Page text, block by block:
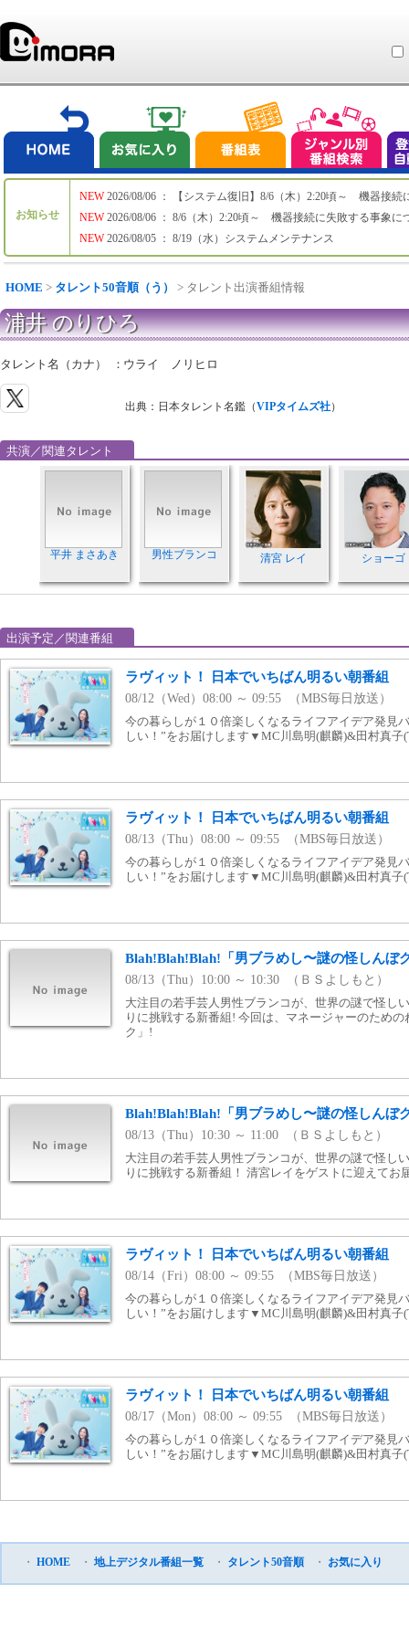
お知らせ
NEW
NEW
NEW
2026/08/06 ： 【システム復旧】8/6（木）2:20頃～ 機器接続
2026/08/06 ： 8/6（木）2:20頃～ 機器接続に失敗する事象に
2026/08/05 ： 8/19（水）システムメンテナンス
HOME > タレント50音順（う） > タレント出演番組情報
浦井 のりひろ
タレント名（カナ） ： ウライ ノリヒロ
出典：日本タレント名鑑（VIPタイムズ社）
共演／関連タレント
平井 まさあき 男性ブランコ 清宮 レイ ショーゴ
出演予定／関連番組
ラヴィット！ 日本でいちばん明るい朝番組
08/12（Wed）08:00 ～ 09:55 （MBS毎日放送）
今の暮らしが１０倍楽しくなるライフアイデア発見
しい！”をお届けします▼MC川島明(麒麟)&田村真子
ラヴィット！ 日本でいちばん明るい朝番組
08/13（Thu）08:00 ～ 09:55 （MBS毎日放送）
今の暮らしが１０倍楽しくなるライフアイデア発見
しい！”をお届けします▼MC川島明(麒麟)&田村真子
Blah!Blah!Blah!「男ブラめし〜謎の怪しんぼ
08/13（Thu）10:00 ～ 10:30 （ＢＳよしもと）
大注目の若手芸人男性ブランコが、世界の謎で怪し
りに挑戦する新番組! 今回は、マネージャーのため
ク」!
Blah!Blah!Blah!「男ブラめし〜謎の怪しんぼ
08/13（Thu）10:30 ～ 11:00 （ＢＳよしもと）
大注目の若手芸人男性ブランコが、世界の謎で怪し
りに挑戦する新番組！ 清宮レイをゲストに迎えてお
ラヴィット！ 日本でいちばん明るい朝番組
08/14（Fri）08:00 ～ 09:55 （MBS毎日放送）
今の暮らしが１０倍楽しくなるライフアイデア発見
しい！”をお届けします▼MC川島明(麒麟)&田村真子
ラヴィット！ 日本でいちばん明るい朝番組
08/17（Mon）08:00 ～ 09:55 （MBS毎日放送）
今の暮らしが１０倍楽しくなるライフアイデア発見
しい！”をお届けします▼MC川島明(麒麟)&田村真子
・ HOME ・ 地上デジタル番組一覧 ・ タレント50音順 ・ お気に入り